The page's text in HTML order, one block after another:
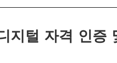
털 자격 인증